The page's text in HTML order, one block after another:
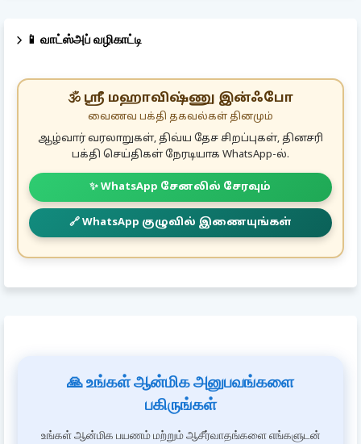
📱 வாட்ஸ்அப் வழிகாட்டி
🕉️ ஸ்ரீ மஹாவிஷ்ணு இன்ஃபோ
வைணவ பக்தி தகவல்கள் தினமும்
ஆழ்வார் வரலாறுகள், திவ்ய தேச சிறப்புகள், தினசரி
பக்தி செய்திகள் நேரடியாக WhatsApp-ல்.
✨ WhatsApp சேனலில் சேரவும்
🔗 WhatsApp குழுவில் இணையுங்கள்
🙏 உங்கள் ஆன்மிக அனுபவங்களை
பகிருங்கள்
உங்கள் ஆன்மிக பயணம் மற்றும் ஆசீர்வாதங்களை எங்களுடன்